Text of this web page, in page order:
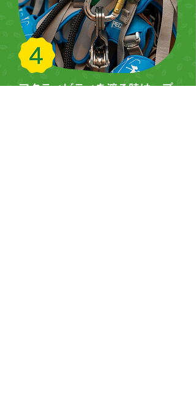
アクティビティを渡る時は、プー